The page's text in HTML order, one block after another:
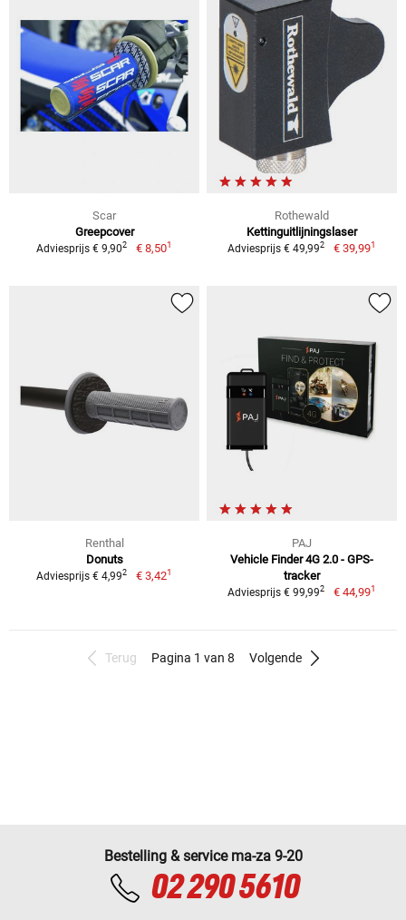
Scar
Greepcover
Adviesprijs € 9,902 € 8,501
Rothewald
Kettinguitlijningslaser
Adviesprijs € 49,992 € 39,991
Renthal
Donuts
Adviesprijs € 4,992 € 3,421
PAJ
Vehicle Finder 4G 2.0 - GPS-
tracker
Adviesprijs € 99,992 € 44,991
Terug Pagina 1 van 8 Volgende
Bestelling & service ma-za 9-20
02 290 5610